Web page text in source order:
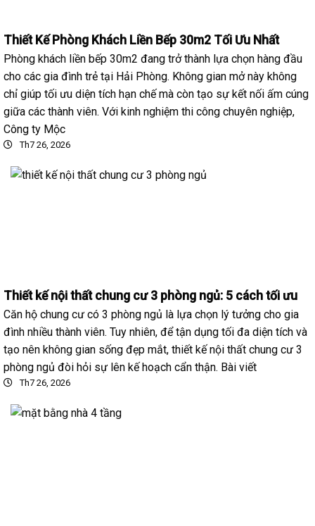
Thiết Kế Phòng Khách Liền Bếp 30m2 Tối Ưu Nhất
Phòng khách liền bếp 30m2 đang trở thành lựa chọn hàng đầu
cho các gia đình trẻ tại Hải Phòng. Không gian mở này không
chỉ giúp tối ưu diện tích hạn chế mà còn tạo sự kết nối ấm cúng
giữa các thành viên. Với kinh nghiệm thi công chuyên nghiệp,
Công ty Mộc
Th7 26, 2026
Thiết kế nội thất chung cư 3 phòng ngủ: 5 cách tối ưu
Căn hộ chung cư có 3 phòng ngủ là lựa chọn lý tưởng cho gia
đình nhiều thành viên. Tuy nhiên, để tận dụng tối đa diện tích và
tạo nên không gian sống đẹp mắt, thiết kế nội thất chung cư 3
phòng ngủ đòi hỏi sự lên kế hoạch cẩn thận. Bài viết
Th7 26, 2026